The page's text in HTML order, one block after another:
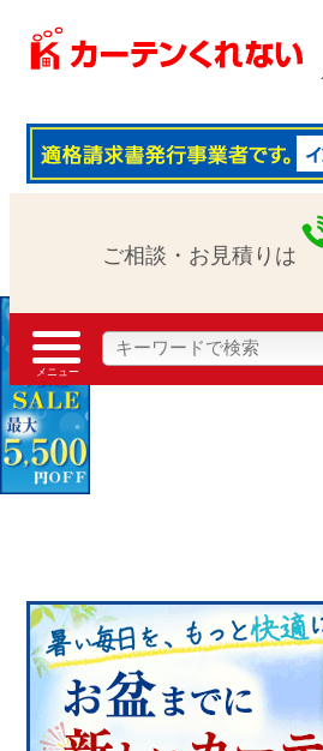
ご相談・お見積りは